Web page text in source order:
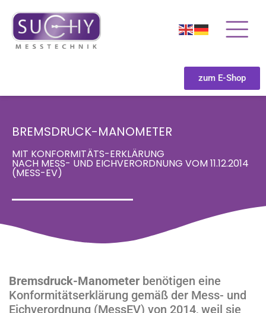
zum E-Shop
BREMSDRUCK-MANOMETER
MIT KONFORMITÄTS-ERKLÄRUNG
NACH MESS- UND EICHVERORDNUNG VOM 11.12.2014
(MESS-EV)
Bremsdruck-Manometer benötigen eine
Konformitätserklärung gemäß der Mess- und
Eichverordnung (MessEV) von 2014, weil sie